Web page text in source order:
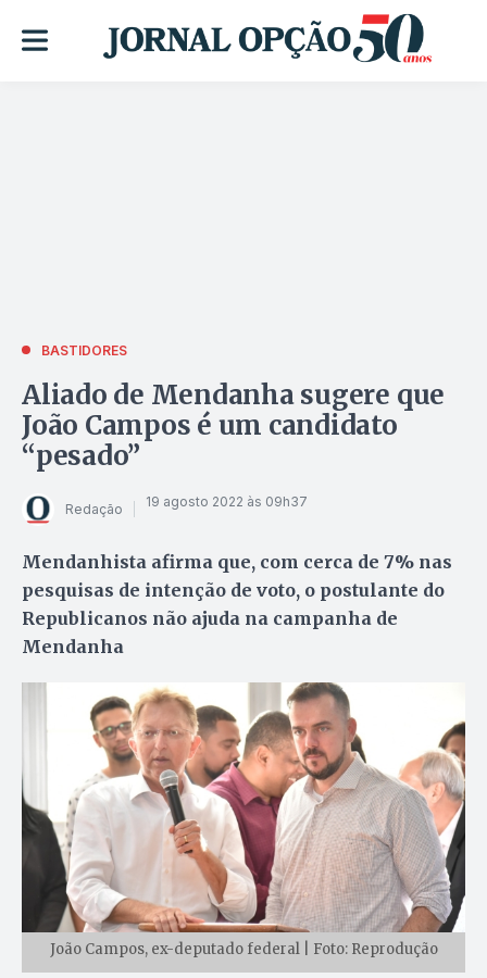
BASTIDORES
Aliado de Mendanha sugere que
João Campos é um candidato
“pesado”
Redação 19 agosto 2022 às 09h37
Mendanhista afirma que, com cerca de 7% nas
pesquisas de intenção de voto, o postulante do
Republicanos não ajuda na campanha de
Mendanha
João Campos, ex-deputado federal | Foto: Reprodução